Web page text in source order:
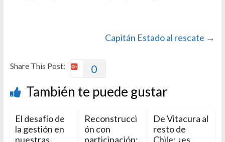
Capitán Estado al rescate →
Share This Post: 0
También te puede gustar
El desafío de
la gestión en
nuestras
Reconstrucci
ón con
participación:
De Vitacura al
resto de
Chile: ¿es